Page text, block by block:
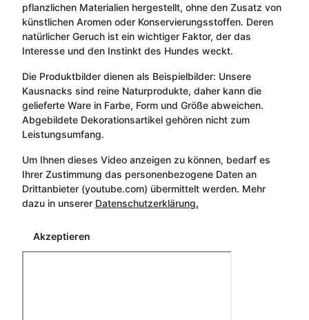
pflanzlichen Materialien hergestellt, ohne den Zusatz von
künstlichen Aromen oder Konservierungsstoffen. Deren
natürlicher Geruch ist ein wichtiger Faktor, der das
Interesse und den Instinkt des Hundes weckt.
Die Produktbilder dienen als Beispielbilder: Unsere
Kausnacks sind reine Naturprodukte, daher kann die
gelieferte Ware in Farbe, Form und Größe abweichen.
Abgebildete Dekorationsartikel gehören nicht zum
Leistungsumfang.
Um Ihnen dieses Video anzeigen zu können, bedarf es
Ihrer Zustimmung das personenbezogene Daten an
Drittanbieter (youtube.com) übermittelt werden. Mehr
dazu in unserer Datenschutzerklärung.
Akzeptieren